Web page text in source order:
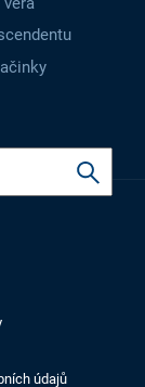
údajů